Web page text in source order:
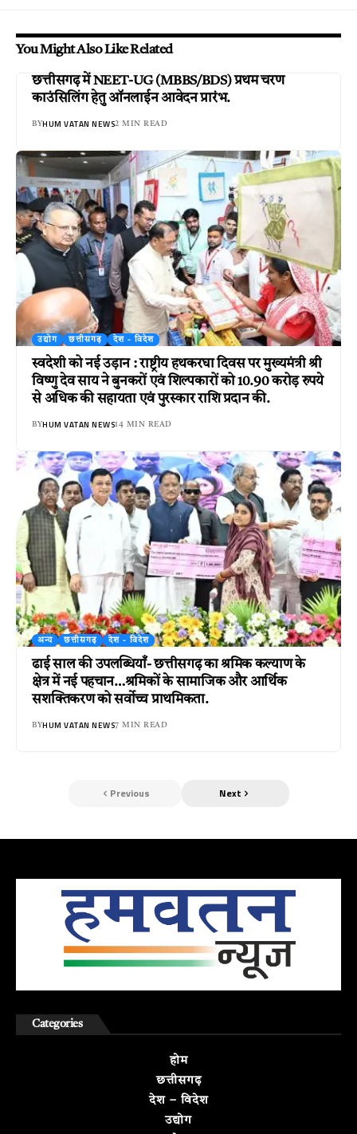
You Might Also Like Related
छत्तीसगढ़ में NEET-UG (MBBS/BDS) प्रथम चरण
काउंसिलिंग हेतु ऑनलाईन आवेदन प्रारंभ.
BYHUM VATAN NEWS2 MIN READ
उद्योग छत्तीसगढ़ देश - विदेश
स्वदेशी को नई उड़ान : राष्ट्रीय हथकरघा दिवस पर मुख्यमंत्री श्री
विष्णु देव साय ने बुनकरों एवं शिल्पकारों को 10.90 करोड़ रुपये
से अधिक की सहायता एवं पुरस्कार राशि प्रदान की.
BYHUM VATAN NEWS14 MIN READ
अन्य छत्तीसगढ़ देश - विदेश
ढाई साल की उपलब्धियाँ- छत्तीसगढ़ का श्रमिक कल्याण के
क्षेत्र में नई पहचान…श्रमिकों के सामाजिक और आर्थिक
सशक्तिकरण को सर्वाेच्च प्राथमिकता.
BYHUM VATAN NEWS7 MIN READ
Previous Next
Categories
होम
छत्तीसगढ़
देश – विदेश
उद्योग